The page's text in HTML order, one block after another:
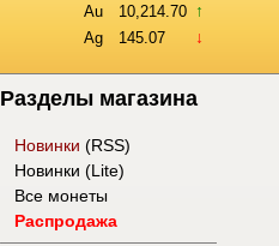
Au 10,214.70 ↑
Ag 145.07 ↓
Разделы магазина
Новинки (RSS)
Новинки (Lite)
Все монеты
Распродажа